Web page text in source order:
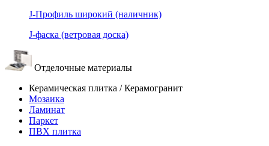
J-Профиль широкий (наличник)
J-фаска (ветровая доска)
Отделочные материалы
Керамическая плитка / Керамогранит
Мозаика
Ламинат
Паркет
ПВХ плитка